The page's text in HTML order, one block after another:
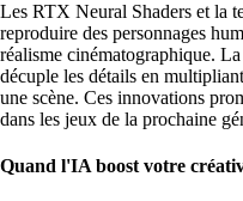
Les RTX Neural Shaders et la
reproduire des personnages
réalisme cinématographique.
décuple les détails en
une scène. Ces innovations
dans les jeux de la prochaine
Quand l'IA boost votre